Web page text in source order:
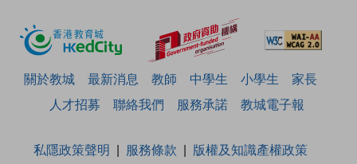
關於教城 最新消息 教師 中學生 小學生
家長
人才招募
聯絡我們 服務承諾 教城電子報
私隱政策聲明 服務條款
版權及知識產權政策